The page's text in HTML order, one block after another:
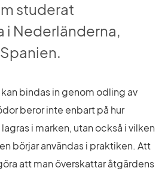
studerat
i Nederländerna,
bindas in genom odling av
beror inte enbart på hur
i marken, utan också i vilken
börjar användas i praktiken. Att
att man överskattar åtgärdens